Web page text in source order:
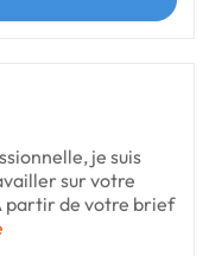
je suis
sur votre
partir de votre brief